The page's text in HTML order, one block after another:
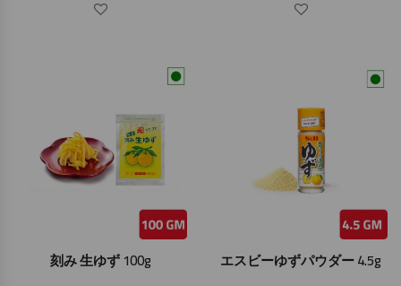
刻み 生ゆず 100g エスビーゆずパウダー 4.5g